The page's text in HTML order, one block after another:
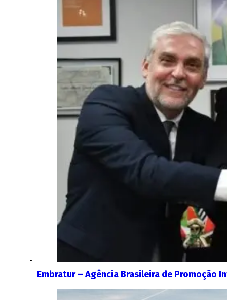
Embratur – Agência Brasileira de Promoção